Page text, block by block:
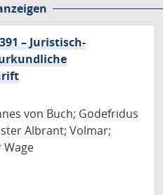
– Juristisch-
von Buch; Godefridus
Albrant; Volmar;